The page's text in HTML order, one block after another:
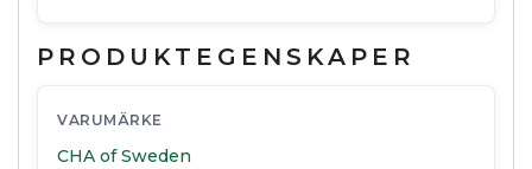
PRODUKTEGENSKAPER
VARUMÄRKE
CHA of Sweden